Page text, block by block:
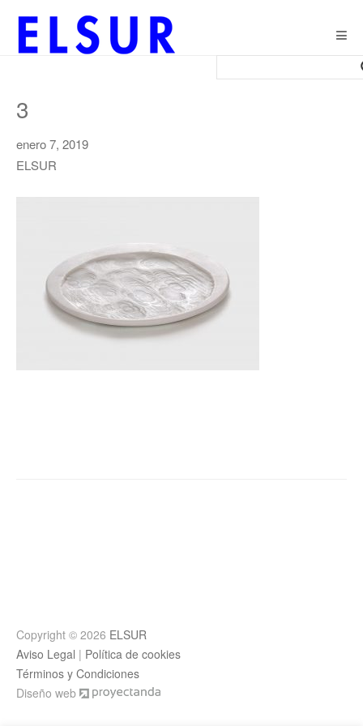
3
enero 7, 2019
ELSUR
Copyright © 2026 ELSUR
Aviso Legal | Política de cookies
Términos y Condiciones
Diseño web